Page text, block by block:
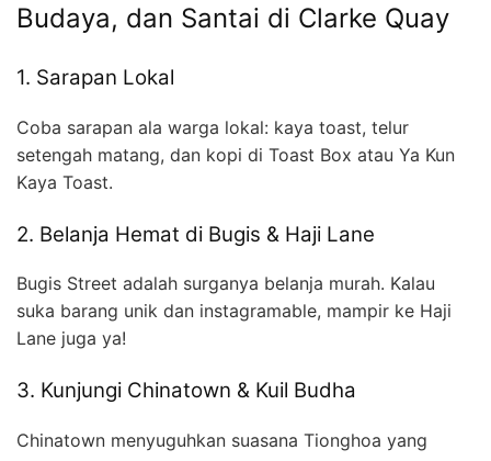
Budaya, dan Santai di Clarke Quay
1. Sarapan Lokal
Coba sarapan ala warga lokal: kaya toast, telur
setengah matang, dan kopi di Toast Box atau Ya Kun
Kaya Toast.
2. Belanja Hemat di Bugis & Haji Lane
Bugis Street adalah surganya belanja murah. Kalau
suka barang unik dan instagramable, mampir ke Haji
Lane juga ya!
3. Kunjungi Chinatown & Kuil Budha
Chinatown menyuguhkan suasana Tionghoa yang